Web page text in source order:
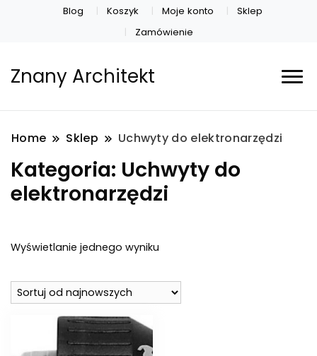
Blog Koszyk Moje konto
Sklep
Zamówienie
Znany Architekt
Home Sklep Uchwyty do elektronarzędzi
Kategoria: Uchwyty do
elektronarzędzi
Wyświetlanie jednego wyniku